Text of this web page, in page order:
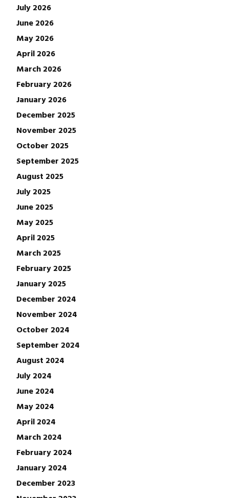
July 2026
June 2026
May 2026
April 2026
March 2026
February 2026
January 2026
December 2025
November 2025
October 2025
September 2025
August 2025
July 2025
June 2025
May 2025
April 2025
March 2025
February 2025
January 2025
December 2024
November 2024
October 2024
September 2024
August 2024
July 2024
June 2024
May 2024
April 2024
March 2024
February 2024
January 2024
December 2023